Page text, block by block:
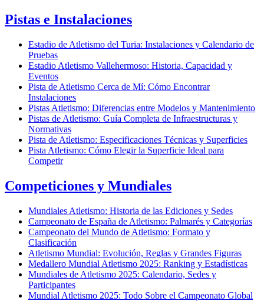
Pistas e Instalaciones
Estadio de Atletismo del Turia: Instalaciones y Calendario de
Pruebas
Estadio Atletismo Vallehermoso: Historia, Capacidad y
Eventos
Pista de Atletismo Cerca de Mí: Cómo Encontrar
Instalaciones
Pistas Atletismo: Diferencias entre Modelos y Mantenimiento
Pistas de Atletismo: Guía Completa de Infraestructuras y
Normativas
Pista de Atletismo: Especificaciones Técnicas y Superficies
Pista Atletismo: Cómo Elegir la Superficie Ideal para
Competir
Competiciones y Mundiales
Mundiales Atletismo: Historia de las Ediciones y Sedes
Campeonato de España de Atletismo: Palmarés y Categorías
Campeonato del Mundo de Atletismo: Formato y
Clasificación
Atletismo Mundial: Evolución, Reglas y Grandes Figuras
Medallero Mundial Atletismo 2025: Ranking y Estadísticas
Mundiales de Atletismo 2025: Calendario, Sedes y
Participantes
Mundial Atletismo 2025: Todo Sobre el Campeonato Global